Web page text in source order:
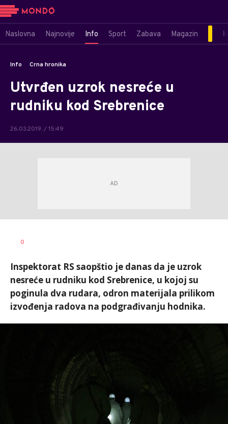
Naslovna Najnovije Info Sport Zabava Magazin
Info Crna hronika
Utvrđen uzrok nesreće u
rudniku kod Srebrenice
26.03.2019. / 15:49
AUTOR
0
Inspektorat RS saopštio je danas da je uzrok
nesreće u rudniku kod Srebrenice, u kojoj su
poginula dva rudara, odron materijala prilikom
izvođenja radova na podgrađivanju hodnika.